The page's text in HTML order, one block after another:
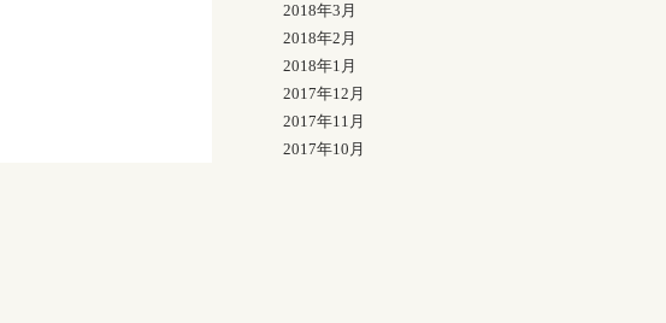
2018年3月
2018年2月
2018年1月
2017年12月
2017年11月
2017年10月